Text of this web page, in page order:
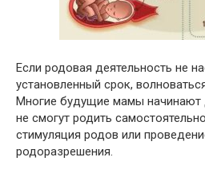
Если родовая деятельность не
установленный срок,
Многие будущие мамы начинают
не смогут родить
стимуляция родов или
родоразрешения.